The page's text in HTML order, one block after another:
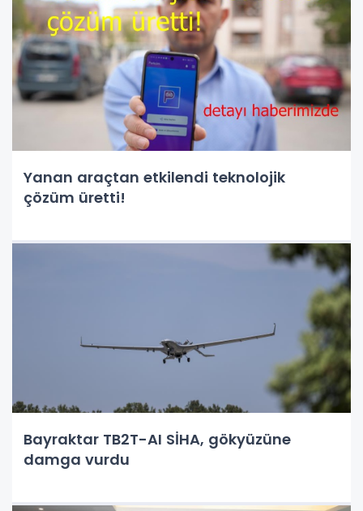
Yanan araçtan etkilendi teknolojik
çözüm üretti!
Bayraktar TB2T-AI SİHA, gökyüzüne
damga vurdu